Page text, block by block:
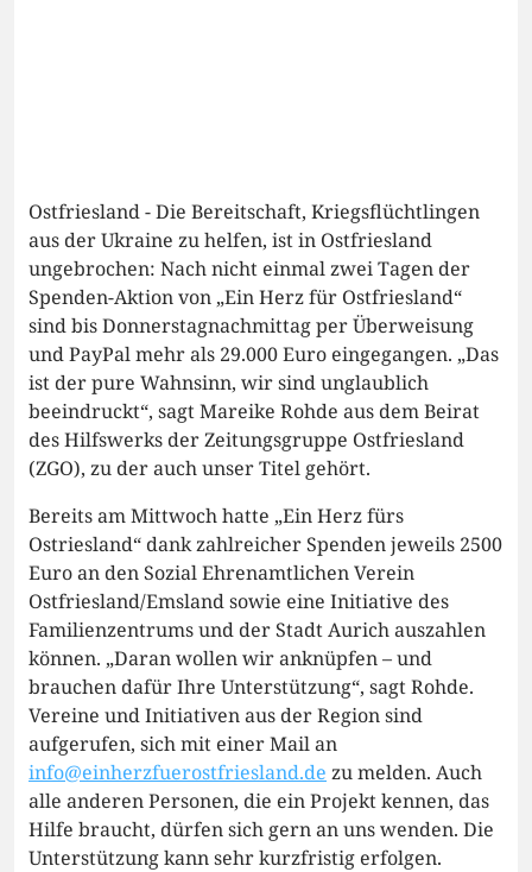
Ostfriesland - Die Bereitschaft, Kriegsflüchtlingen
aus der Ukraine zu helfen, ist in Ostfriesland
ungebrochen: Nach nicht einmal zwei Tagen der
Spenden-Aktion von „Ein Herz für Ostfriesland“
sind bis Donnerstagnachmittag per Überweisung
und PayPal mehr als 29.000 Euro eingegangen. „Das
ist der pure Wahnsinn, wir sind unglaublich
beeindruckt“, sagt Mareike Rohde aus dem Beirat
des Hilfswerks der Zeitungsgruppe Ostfriesland
(ZGO), zu der auch unser Titel gehört.
Bereits am Mittwoch hatte „Ein Herz fürs
Ostriesland“ dank zahlreicher Spenden jeweils 2500
Euro an den Sozial Ehrenamtlichen Verein
Ostfriesland/Emsland sowie eine Initiative des
Familienzentrums und der Stadt Aurich auszahlen
können. „Daran wollen wir anknüpfen – und
brauchen dafür Ihre Unterstützung“, sagt Rohde.
Vereine und Initiativen aus der Region sind
aufgerufen, sich mit einer Mail an
info@einherzfuerostfriesland.de zu melden. Auch
alle anderen Personen, die ein Projekt kennen, das
Hilfe braucht, dürfen sich gern an uns wenden. Die
Unterstützung kann sehr kurzfristig erfolgen.